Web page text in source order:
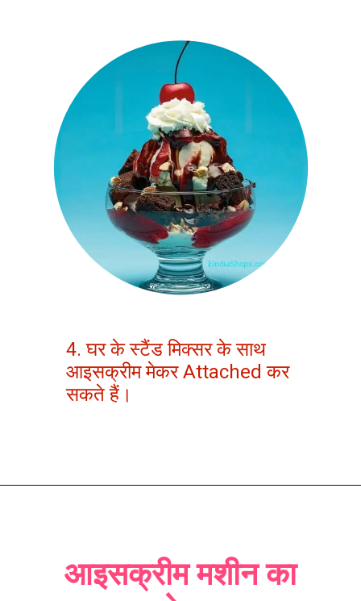
4. घर के स्टैंड मिक्सर के साथ
आइसक्रीम मेकर Attached कर
सकते हैं।
आइसक्रीम मशीन का